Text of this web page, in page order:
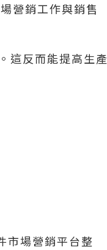
營銷工作與銷售
這反而能提高生產
市場營銷平台整